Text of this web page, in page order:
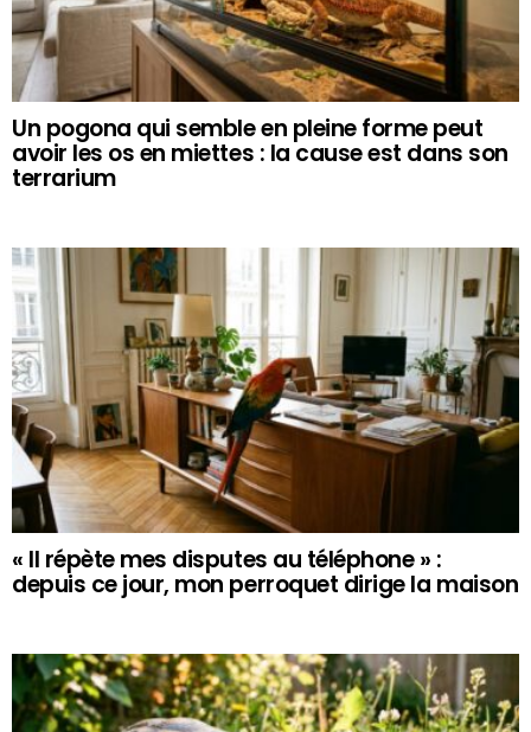
Un pogona qui semble en pleine forme peut
avoir les os en miettes : la cause est dans son
terrarium
« Il répète mes disputes au téléphone » :
depuis ce jour, mon perroquet dirige la maison